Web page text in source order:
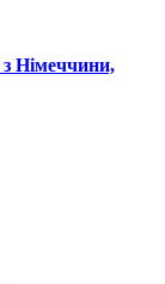
Німеччини,